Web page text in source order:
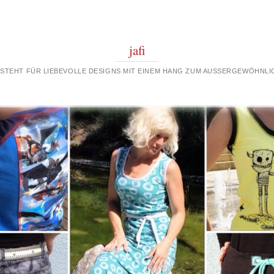
jafi
FÜR LIEBEVOLLE DESIGNS MIT EINEM HANG ZUM